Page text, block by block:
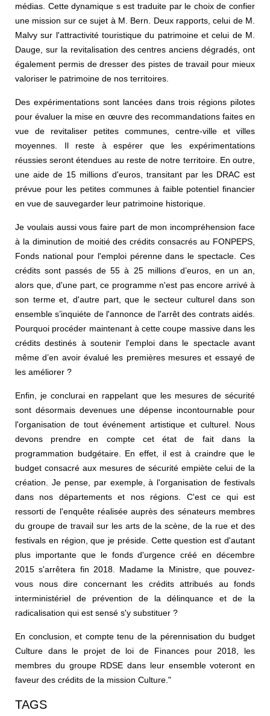
médias. Cette dynamique s est traduite par le choix de confier
une mission sur ce sujet à M. Bern. Deux rapports, celui de M.
Malvy sur l'attractivité touristique du patrimoine et celui de M.
Dauge, sur la revitalisation des centres anciens dégradés, ont
également permis de dresser des pistes de travail pour mieux
valoriser le patrimoine de nos territoires.
Des expérimentations sont lancées dans trois régions pilotes
pour évaluer la mise en œuvre des recommandations faites en
vue de revitaliser petites communes, centre-ville et villes
moyennes. Il reste à espérer que les expérimentations
réussies seront étendues au reste de notre territoire. En outre,
une aide de 15 millions d'euros, transitant par les DRAC est
prévue pour les petites communes à faible potentiel financier
en vue de sauvegarder leur patrimoine historique.
Je voulais aussi vous faire part de mon incompréhension face
à la diminution de moitié des crédits consacrés au FONPEPS,
Fonds national pour l'emploi pérenne dans le spectacle. Ces
crédits sont passés de 55 à 25 millions d’euros, en un an,
alors que, d'une part, ce programme n'est pas encore arrivé à
son terme et, d'autre part, que le secteur culturel dans son
ensemble s’inquiéte de l'annonce de l'arrêt des contrats aidés.
Pourquoi procéder maintenant à cette coupe massive dans les
crédits destinés à soutenir l'emploi dans le spectacle avant
même d’en avoir évalué les premières mesures et essayé de
les améliorer ?
Enfin, je conclurai en rappelant que les mesures de sécurité
sont désormais devenues une dépense incontournable pour
l'organisation de tout événement artistique et culturel. Nous
devons prendre en compte cet état de fait dans la
programmation budgétaire. En effet, il est à craindre que le
budget consacré aux mesures de sécurité empiète celui de la
création. Je pense, par exemple, à l'organisation de festivals
dans nos départements et nos régions. C'est ce qui est
ressorti de l'enquête réalisée auprès des sénateurs membres
du groupe de travail sur les arts de la scène, de la rue et des
festivals en région, que je préside. Cette question est d'autant
plus importante que le fonds d'urgence créé en décembre
2015 s'arrêtera fin 2018. Madame la Ministre, que pouvez-
vous nous dire concernant les crédits attribués au fonds
interministériel de prévention de la délinquance et de la
radicalisation qui est sensé s'y substituer ?
En conclusion, et compte tenu de la pérennisation du budget
Culture dans le projet de loi de Finances pour 2018, les
membres du groupe RDSE dans leur ensemble voteront en
faveur des crédits de la mission Culture."
TAGS